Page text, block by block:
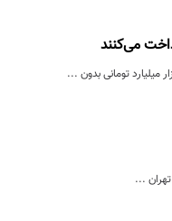
می‌کنند
...